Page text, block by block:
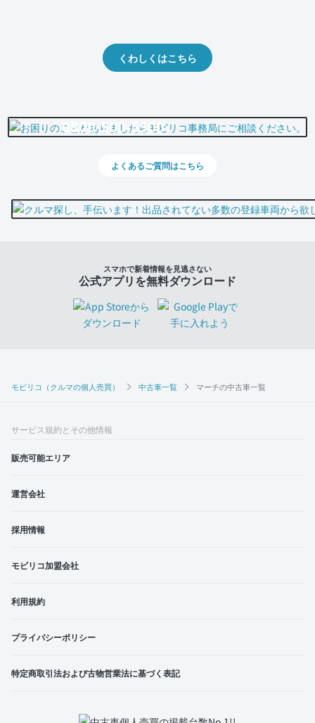
モビリコ（クルマの個人売買） 中古車一覧 マーチの中古車一覧
くわしくはこちら
0800-500-5500
よくあるご質問はこちら
スマホで新着情報を見逃さない
公式アプリを無料ダウンロード
サービス規約とその他情報
販売可能エリア
運営会社
採用情報
モビリコ加盟会社
利用規約
プライバシーポリシー
特定商取引法および古物営業法に基づく表記